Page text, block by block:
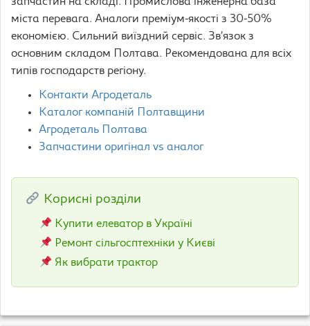
міста перевага. Аналоги преміум-якості з 30-50%
економією. Сильний виїздний сервіс. Зв’язок з
основним складом Полтава. Рекомендована для всіх
типів господарств регіону.
Контакти Агродеталь
Каталог компаній Полтавщини
Агродеталь Полтава
Запчастини оригінал vs аналог
Корисні розділи
Купити елеватор в Україні
Ремонт сільгосптехніки у Києві
Як вибрати трактор